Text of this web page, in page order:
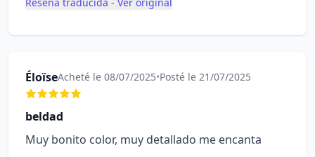
ÉloïseAcheté le 08/07/2025•Posté le 21/07/2025
beldad
Muy bonito color, muy detallado me encanta